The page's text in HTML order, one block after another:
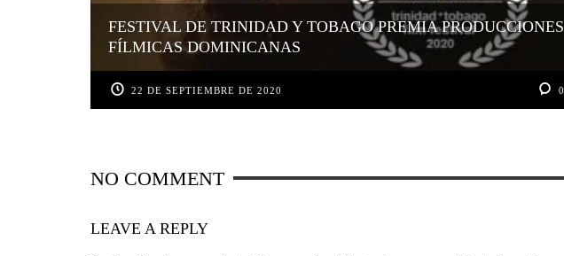
FESTIVAL DE TRINIDAD Y TOBAGO PREMIA PRODUCCIONES
FÍLMICAS DOMINICANAS
22 DE SEPTIEMBRE DE 2020 0
NO COMMENT
LEAVE A REPLY